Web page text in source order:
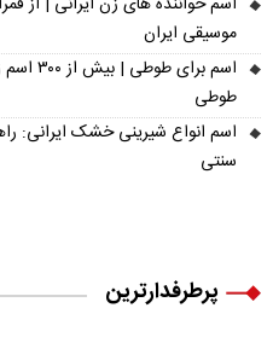
موسیقی ایران
اسم
طوطی
اسم انواع شیرینی خشک ایرانی:
سنتی
پرطرفدارترین